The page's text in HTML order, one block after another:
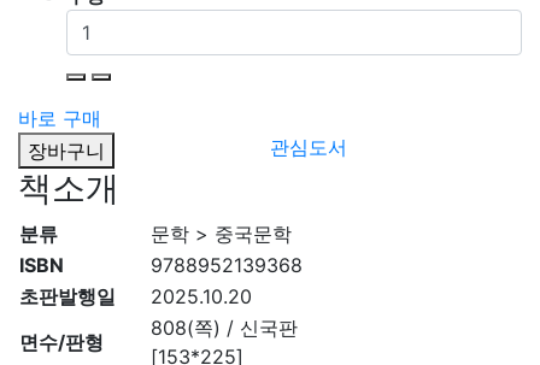
바로 구매
장바구니
관심도서
책소개
분류
문학 > 중국문학
ISBN
9788952139368
초판발행일
2025.10.20
면수/판형
808(쪽) / 신국판
[153*225]